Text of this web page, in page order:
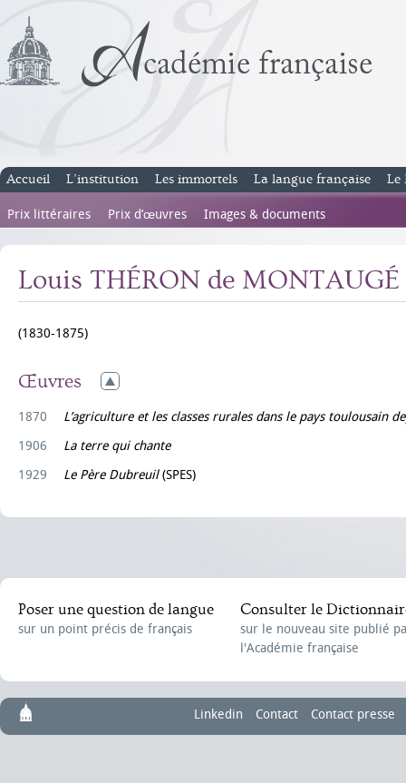
Accueil L’institution Les immortels La langue française Le
Prix littéraires Prix d’œuvres Images & documents
Louis THÉRON de MONTAUGÉ
(1830-1875)
Œuvres
1870
L’agriculture et les classes rurales dans le pays toulousain
1906
La terre qui chante
1929
Le Père Dubreuil(SPES)
Poser une question de langue
sur un point précis de français
Consulter le
sur le nouveau site publié
l'Académie française
Linkedin Contact Contact presse